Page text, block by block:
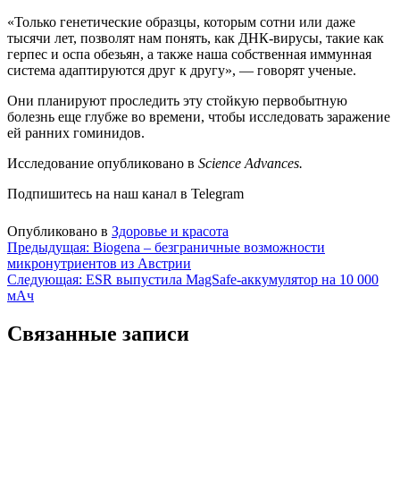
«Только генетические образцы, которым сотни или даже
тысячи лет, позволят нам понять, как ДНК-вирусы, такие как
герпес и оспа обезьян, а также наша собственная иммунная
система адаптируются друг к другу», — говорят ученые.
Они планируют проследить эту стойкую первобытную
болезнь еще глубже во времени, чтобы исследовать заражение
ей ранних гоминидов.
Исследование опубликовано в Science Advances.
Подпишитесь на наш канал в Telegram
Опубликовано в Здоровье и красота
Навигация
по
записям
Предыдущая: Biogena – безграничные возможности
микронутриентов из Австрии
Следующая: ESR выпустила MagSafe-аккумулятор на 10 000
мАч
Связанные записи